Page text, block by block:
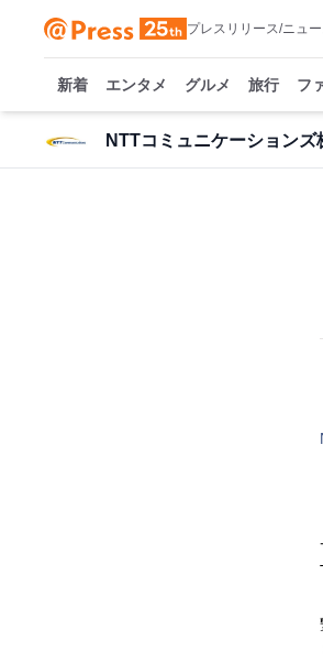
プレスリリース/ニュ
新着 エンタメ グルメ 旅行 フ
NTTコミュニケーションズ